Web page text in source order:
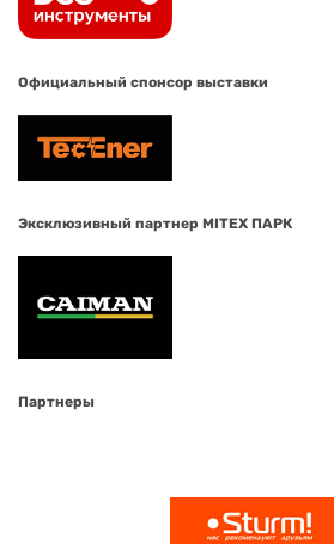
Официальный спонсор выставки
Эксклюзивный партнер MITEX ПАРК
Партнеры